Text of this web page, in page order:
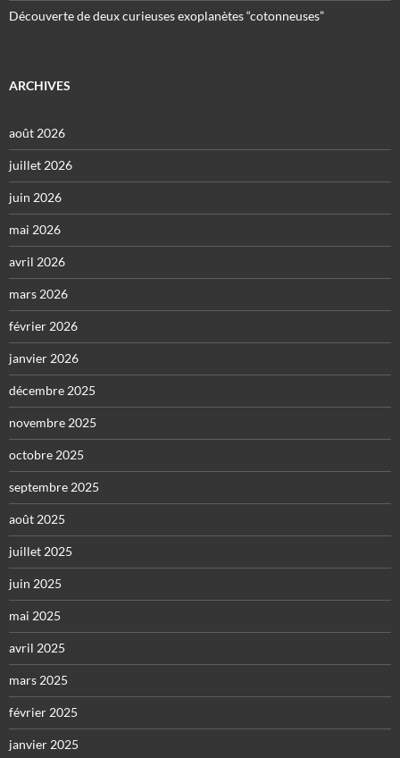
Découverte de deux curieuses exoplanètes “cotonneuses”
ARCHIVES
août 2026
juillet 2026
juin 2026
mai 2026
avril 2026
mars 2026
février 2026
janvier 2026
décembre 2025
novembre 2025
octobre 2025
septembre 2025
août 2025
juillet 2025
juin 2025
mai 2025
avril 2025
mars 2025
février 2025
janvier 2025